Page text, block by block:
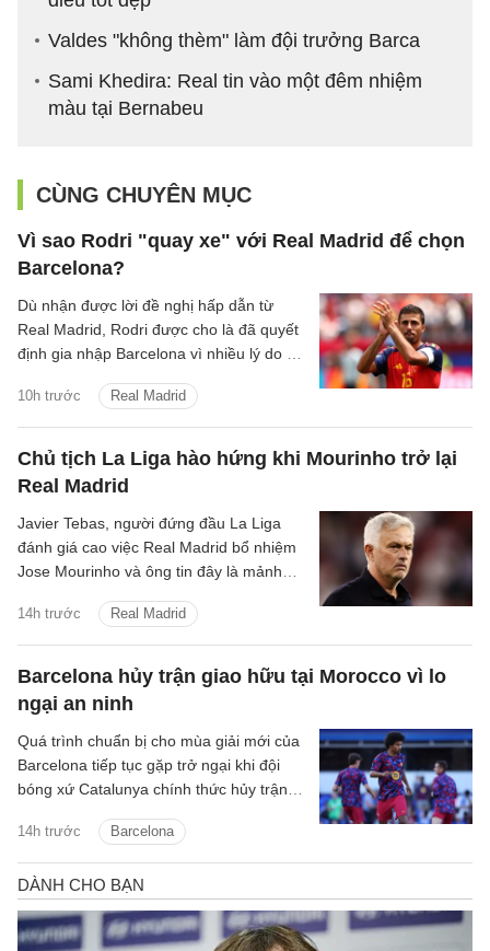
Valdes "không thèm" làm đội trưởng Barca
Sami Khedira: Real tin vào một đêm nhiệm
màu tại Bernabeu
CÙNG CHUYÊN MỤC
Vì sao Rodri "quay xe" với Real Madrid để chọn
Barcelona?
10h trước Real Madrid
Dù nhận được lời đề nghị hấp dẫn từ
Real Madrid, Rodri được cho là đã quyết
định gia nhập Barcelona vì nhiều lý do cả
Chủ tịch La Liga hào hứng khi Mourinho trở lại
Real Madrid
14h trước Real Madrid
Javier Tebas, người đứng đầu La Liga
đánh giá cao việc Real Madrid bổ nhiệm
Jose Mourinho và ông tin đây là mảnh
Barcelona hủy trận giao hữu tại Morocco vì lo
ngại an ninh
14h trước Barcelona
Quá trình chuẩn bị cho mùa giải mới của
Barcelona tiếp tục gặp trở ngại khi đội
bóng xứ Catalunya chính thức hủy trận
liên quan đến tình hình an ninh tại khu
vực Bắc Phi.